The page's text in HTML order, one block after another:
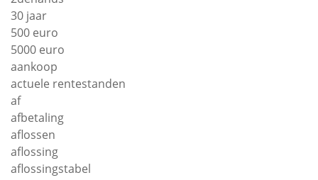
30 jaar
500 euro
5000 euro
aankoop
actuele rentestanden
af
afbetaling
aflossen
aflossing
aflossingstabel